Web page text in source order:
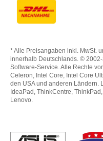
* Alle Preisangaben inkl. MwSt.
innerhalb Deutschlands. ©
Software-Service. Alle Rechte
Celeron, Intel Core, Intel Core
den USA und anderen Ländern.
IdeaPad, ThinkCentre,
Lenovo.